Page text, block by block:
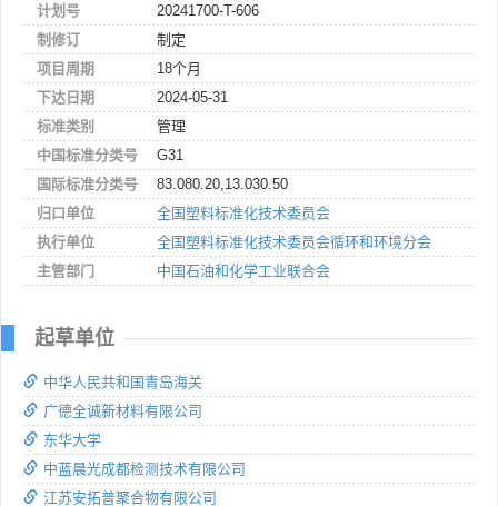
计划号
20241700-T-606
制修订
制定
项目周期
18个月
下达日期
2024-05-31
标准类别
管理
中国标准分类号
G31
国际标准分类号
83.080.20,13.030.50
归口单位
全国塑料标准化技术委员会
执行单位
全国塑料标准化技术委员会循环和环境分会
主管部门
中国石油和化学工业联合会
起草单位
中华人民共和国青岛海关
广德全诚新材料有限公司
东华大学
中蓝晨光成都检测技术有限公司
江苏安拓普聚合物有限公司